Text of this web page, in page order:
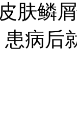
肤鳞
病后